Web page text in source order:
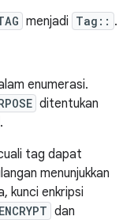
menjadi Tag:: .
enumerasi.
ditentukan
.
tag dapat
menunjukkan
kunci enkripsi
dan